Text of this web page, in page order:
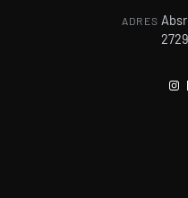
ADRES